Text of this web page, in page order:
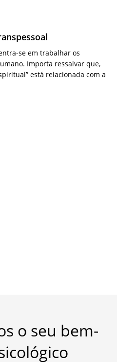
se em trabalhar os
Importa ressalvar que,
está relacionada com a
o seu bem-